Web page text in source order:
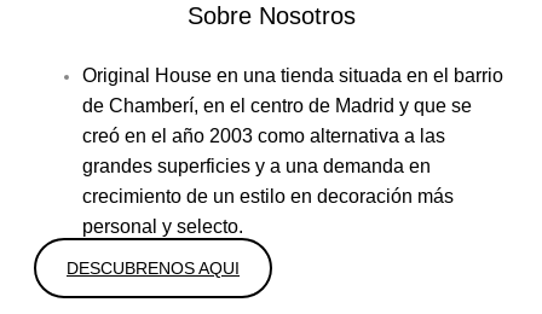
Sobre Nosotros
Original House en una tienda situada en el barrio
de Chamberí, en el centro de Madrid y que se
creó en el año 2003 como alternativa a las
grandes superficies y a una demanda en
crecimiento de un estilo en decoración más
personal y selecto.
DESCUBRENOS AQUI